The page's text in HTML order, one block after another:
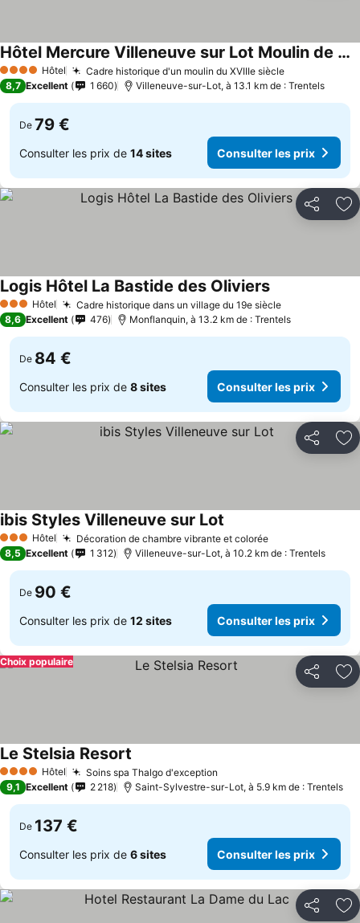
4 Étoiles Hôtel Cadre historique d'un moulin du XVIIIe siècle
Hôtel Mercure Villeneuve sur Lot Moulin de Madame
8,7 Excellent 1 660 Villeneuve-sur-Lot, à 13.1 km de : Trentels
De 79 €
Consulter les prix de 14 sites Consulter les prix
Partager
3 ÉtoilesHôtel Cadre historique dans un village du 19e siècle
Logis Hôtel La Bastide des Oliviers
8,6 Excellent 476 Monflanquin, à 13.2 km de : Trentels
De 84 €
Consulter les prix de 8 sites Consulter les prix
Partager
3 ÉtoilesHôtel Décoration de chambre vibrante et colorée
ibis Styles Villeneuve sur Lot
8,5 Excellent 1 312 Villeneuve-sur-Lot, à 10.2 km de : Trentels
De 90 €
Consulter les prix de 12 sites Consulter les prix
Partager
Choix populaire
4 Étoiles Hôtel Soins spa Thalgo d'exception
Le Stelsia Resort
9,1 Excellent 2 218 Saint-Sylvestre-sur-Lot, à 5.9 km de : Trentels
De 137 €
Consulter les prix de 6 sites Consulter les prix
Partager